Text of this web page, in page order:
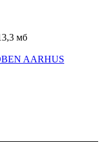
мб
AARHUS